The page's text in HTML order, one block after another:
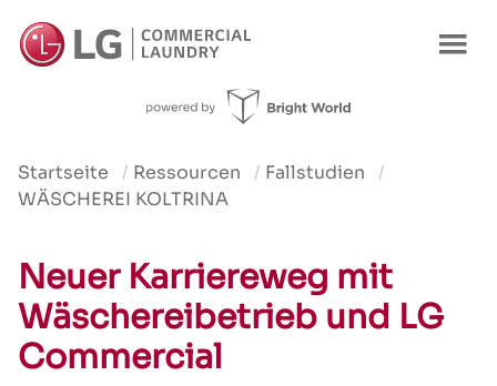
Startseite Ressourcen
Fallstudien
WÄSCHEREI KOLTRINA
Neuer Karriereweg mit
Wäschereibetrieb und LG
Commercial